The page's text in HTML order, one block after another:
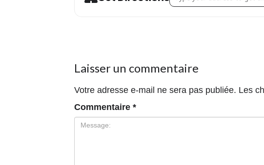
Laisser un commentaire
Votre adresse e-mail ne sera pas publiée. Les
Commentaire *